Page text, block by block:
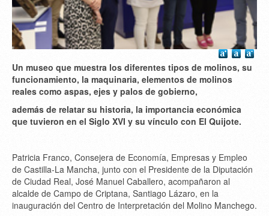
Un museo que muestra los diferentes tipos de molinos, su
funcionamiento, la maquinaria, elementos de molinos
reales como aspas, ejes y palos de gobierno,
además de relatar su historia, la importancia económica
que tuvieron en el Siglo XVI y su vínculo con El Quijote.
Patricia Franco, Consejera de Economía, Empresas y Empleo
de Castilla-La Mancha, junto con el Presidente de la Diputación
de Ciudad Real, José Manuel Caballero, acompañaron al
alcalde de Campo de Criptana, Santiago Lázaro, en la
inauguración del Centro de Interpretación del Molino Manchego.